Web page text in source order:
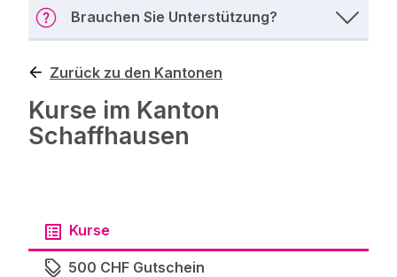
Brauchen Sie Unterstützung?
Zurück zu den Kantonen
Kurse im Kanton
Schaffhausen
Kurse
500 CHF Gutschein